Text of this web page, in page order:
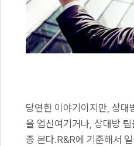
당연한 이야기이지만, 상대
을 업신여기거나, 상대방
종 본다.R&R에 기준해서